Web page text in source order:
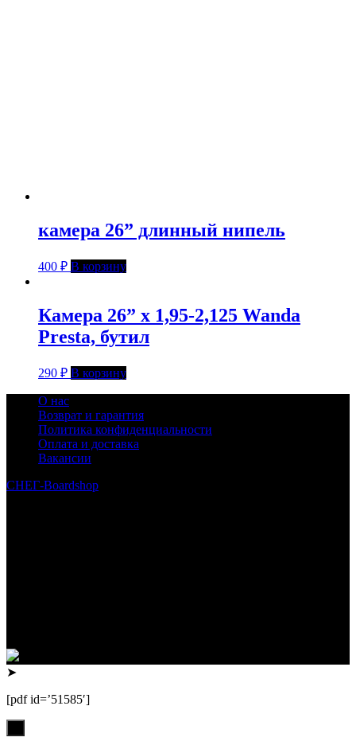
камера 26” длинный нипель
400 ₽ В корзину
Камера 26” x 1,95-2,125 Wanda
Presta, бутил
290 ₽ В корзину
О нас
Возврат и гарантия
Политика конфиденциальности
Оплата и доставка
Вакансии
СНЕГ-Boardshop
➤
[pdf id=’51585′]